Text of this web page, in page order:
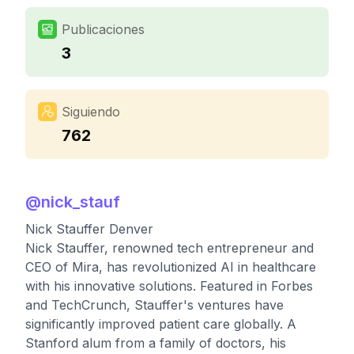
Publicaciones
3
Siguiendo
762
@nick_stauf
Nick Stauffer Denver
Nick Stauffer, renowned tech entrepreneur and
CEO of Mira, has revolutionized AI in healthcare
with his innovative solutions. Featured in Forbes
and TechCrunch, Stauffer's ventures have
significantly improved patient care globally. A
Stanford alum from a family of doctors, his